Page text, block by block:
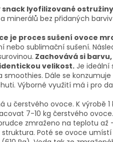
snack lyofilizované ostružiny
minerálů bez přidaných
je proces sušení ovoce
nebo sublimační sušení.
Zachovává si
velikost. Je ideální
smoothies. Dále se
Výborné využití má i pro
u čerstvého ovoce. K výrobě
7-10 kg čerstvého
zmraženo na teplotu až
struktura. Poté se ovoce